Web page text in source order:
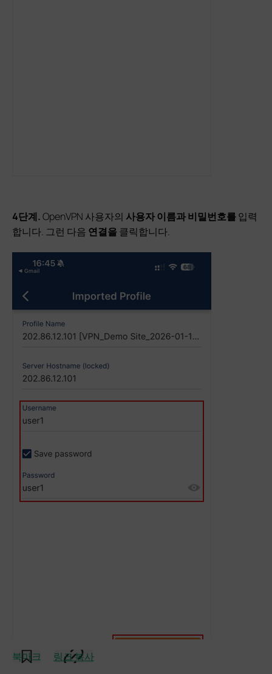
북마크 링크 복사
4단계.OpenVPN 사용자의 사용자 이름과비밀번호를입력
합니다. 그런 다음 연결을클릭합니다.